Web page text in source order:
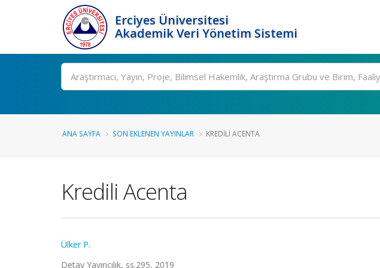
Erciyes Üniversitesi
Akademik Veri Yönetim Sistemi
Ara
ANA SAYFA SON EKLENEN YAYINLAR KREDILI ACENTA
Kredili Acenta
Ülker P.
Detay Yayıncılık, ss.295, 2019